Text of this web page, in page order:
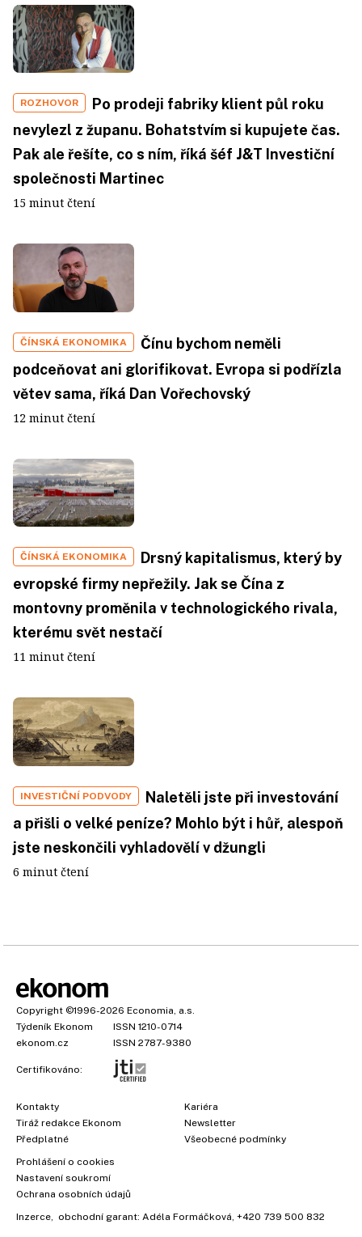
ROZHOVOR
Po prodeji fabriky klient půl roku
nevylezl z županu. Bohatstvím si kupujete čas.
Pak ale řešíte, co s ním, říká šéf J&T Investiční
společnosti Martinec
15 minut čtení
ČÍNSKÁ EKONOMIKA
Čínu bychom neměli
podceňovat ani glorifikovat. Evropa si podřízla
větev sama, říká Dan Vořechovský
12 minut čtení
ČÍNSKÁ EKONOMIKA
Drsný kapitalismus, který by
evropské firmy nepřežily. Jak se Čína z
montovny proměnila v technologického rivala,
kterému svět nestačí
11 minut čtení
INVESTIČNÍ PODVODY
Naletěli jste při investování
a přišli o velké peníze? Mohlo být i hůř, alespoň
jste neskončili vyhladovělí v džungli
6 minut čtení
Copyright ©1996-2026 Economia, a.s.
Týdeník Ekonom
ISSN 1210-0714
ekonom.cz
ISSN 2787-9380
Certifikováno:
Kontakty
Tiráž redakce Ekonom
Předplatné
Kariéra
Newsletter
Všeobecné podmínky
Prohlášení o cookies
Nastavení soukromí
Ochrana osobních údajů
Inzerce , obchodní garant: Adéla Formáčková +420 739 500 832